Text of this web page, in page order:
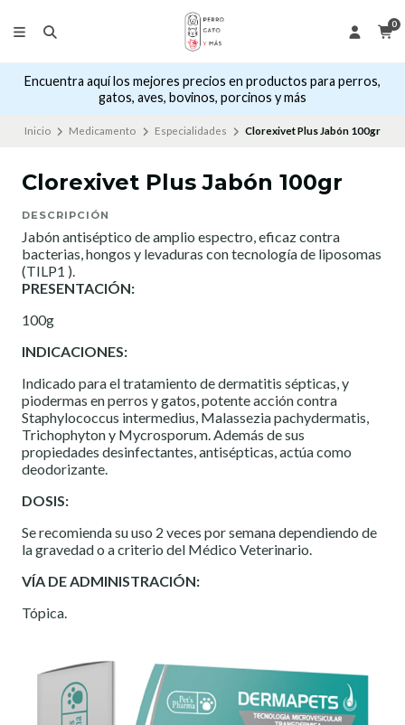
0
Encuentra aquí los mejores precios en productos para perros,
gatos, aves, bovinos, porcinos y más
Inicio Medicamento Especialidades Clorexivet Plus Jabón 100gr
Clorexivet Plus Jabón 100gr
DESCRIPCIÓN
Jabón antiséptico de amplio espectro, eficaz contra
bacterias, hongos y levaduras con tecnología de liposomas
(TILP1 ).
PRESENTACIÓN:
100g
INDICACIONES:
Indicado para el tratamiento de dermatitis sépticas, y
piodermas en perros y gatos, potente acción contra
Staphylococcus intermedius, Malassezia pachydermatis,
Trichophyton y Mycrosporum. Además de sus
propiedades desinfectantes, antisépticas, actúa como
deodorizante.
DOSIS:
Se recomienda su uso 2 veces por semana dependiendo de
la gravedad o a criterio del Médico Veterinario.
VÍA DE ADMINISTRACIÓN:
Tópica.